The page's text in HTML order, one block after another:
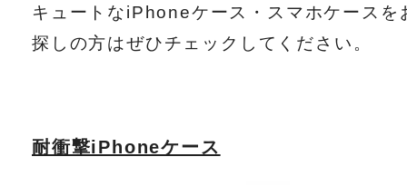
キュートなiPhoneケース・スマホケースを
探しの方はぜひチェックしてください。
耐衝撃iPhoneケース